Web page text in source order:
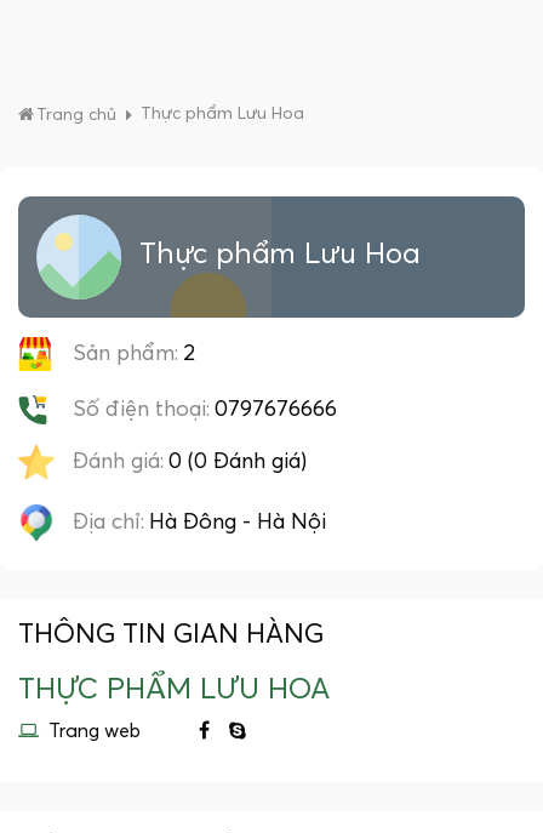
Trang chủ Thực phẩm Lưu Hoa
Thực phẩm Lưu Hoa
Sản phẩm: 2
Số điện thoại: 0797676666
Đánh giá: 0 (0 Đánh giá)
Địa chỉ: Hà Đông - Hà Nội
THÔNG TIN GIAN HÀNG
THỰC PHẨM LƯU HOA
Trang web